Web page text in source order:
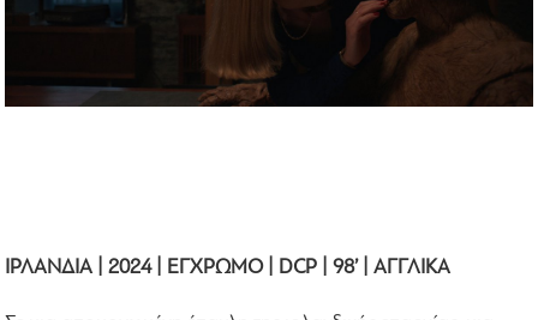
ΙΡΛΑΝΔΙΑ | 2024 | ΕΓΧΡΩΜΟ | DCP | 98’ | ΑΓΓΛΙΚΑ